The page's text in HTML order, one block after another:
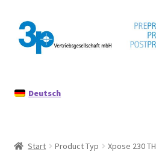
Zur
Navigation
springen
Zum
Inhalt
springen
Datenschutz
Deutsch
Start Product Typ Xpose 230 TH